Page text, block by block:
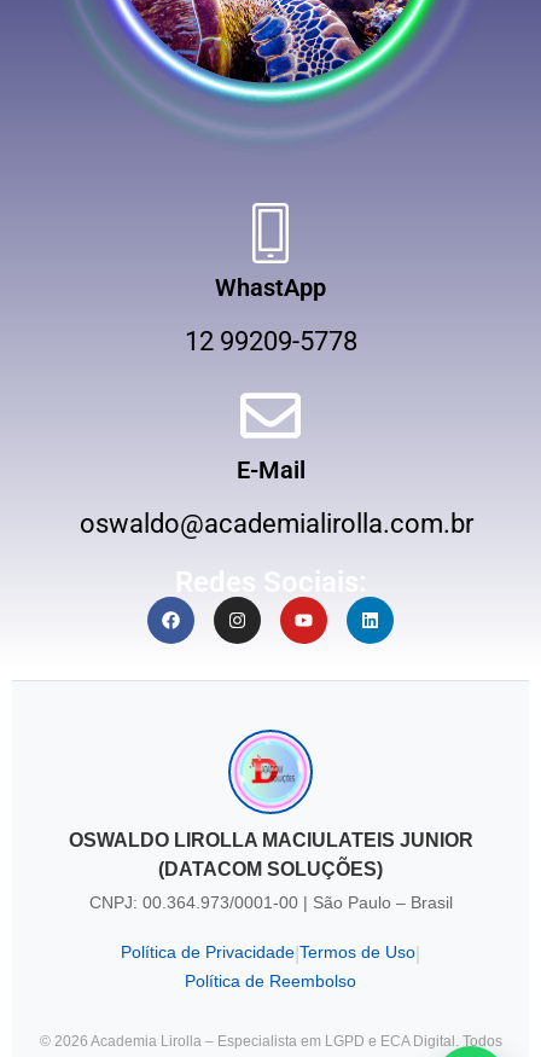
WhastApp
12 99209-5778
E-Mail
oswaldo@academialirolla.com.br
Redes Sociais:
OSWALDO LIROLLA MACIULATEIS JUNIOR
(DATACOM SOLUÇÕES)
CNPJ: 00.364.973/0001-00 | São Paulo – Brasil
Política de Privacidade Termos de Uso
Política de Reembolso
© 2026 Academia Lirolla – Especialista em LGPD e ECA Digital. Todos